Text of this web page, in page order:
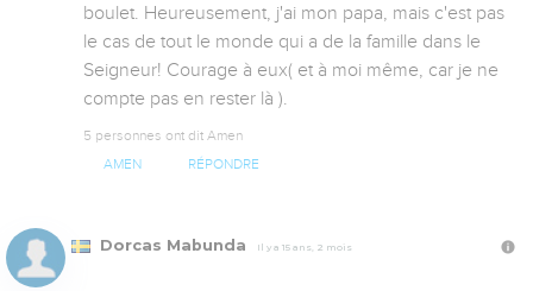
boulet. Heureusement, j'ai mon papa, mais c'est pas
le cas de tout le monde qui a de la famille dans le
Seigneur! Courage à eux( et à moi même, car je ne
compte pas en rester là ).
5 personnes ont dit Amen
AMEN RÉPONDRE
Dorcas Mabunda Il y a 15 ans, 2 mois